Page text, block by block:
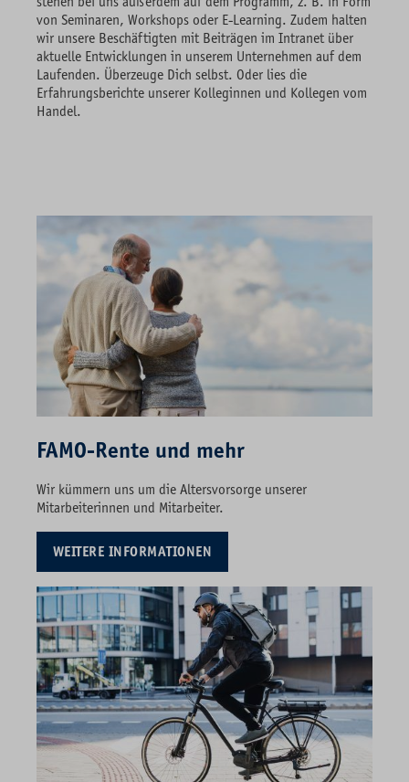
von Seminaren, Workshops oder E-Learning. Zudem halten
wir unsere Beschäftigten mit Beiträgen im Intranet über
aktuelle Entwicklungen in unserem Unternehmen auf dem
Laufenden. Überzeuge Dich selbst. Oder lies die
Erfahrungsberichte unserer Kolleginnen und Kollegen vom
Handel.
FAMO-Rente und mehr
Wir kümmern uns um die Altersvorsorge unserer
Mitarbeiterinnen und Mitarbeiter.
WEITERE INFORMATIONEN